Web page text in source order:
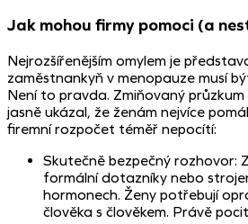
Jak mohou firmy pomoci (a
Nejrozšířenějším omylem je
zaměstnankyň v menopauze musí
Není to pravda. Zmiňovaný
jasně ukázal, že ženám nejvíce
firemní rozpočet téměř nepocítí:
Skutečně bezpečný rozhovor:
formální dotazníky nebo
hormonech. Ženy potřebují
člověka s člověkem. Právě